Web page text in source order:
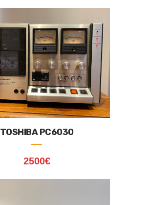
TOSHIBA PC6030
2500€